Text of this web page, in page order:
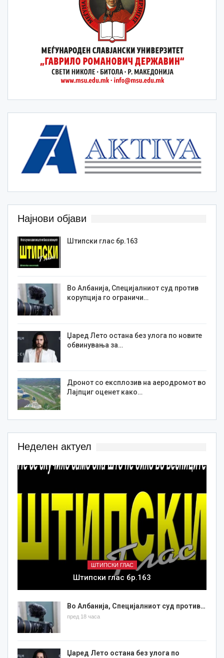
Најнови објави
Штипски глас бр.163
Во Албанија, Специјалниот суд против
корупција го ограничи…
Џаред Лето остана без улога по новите
обвинувања за…
Дронот со експлозив на аеродромот во
Лајпциг оценет како…
Неделен актуел
ШТИПСКИ ГЛАС
Штипски глас бр.163
Во Албанија, Специјалниот суд против…
пред 18 часа
Џаред Лето остана без улога по